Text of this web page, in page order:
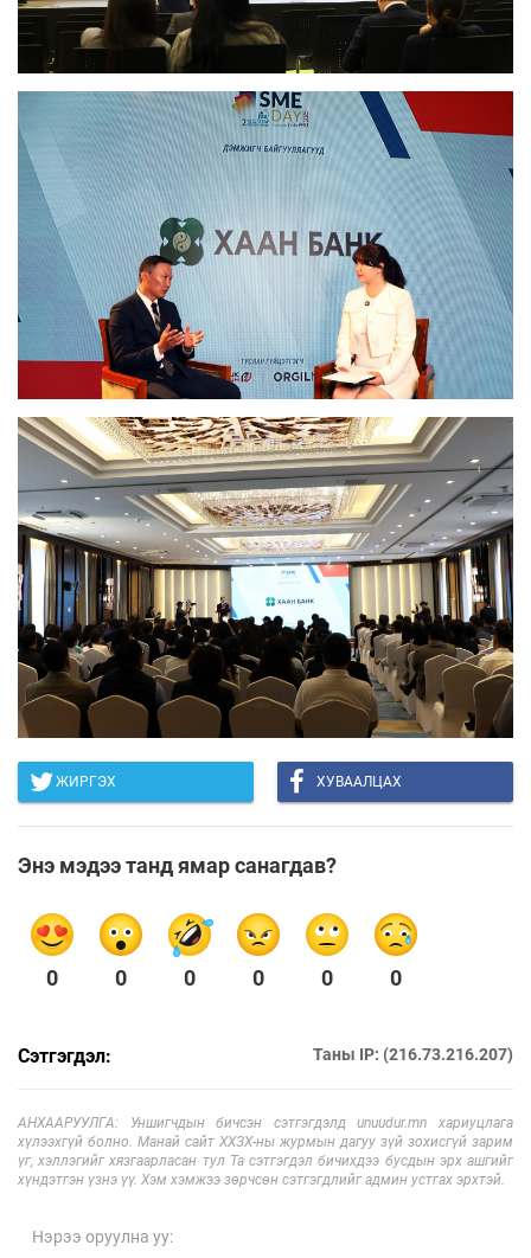
ЖИРГЭХ ХУВААЛЦАХ
Энэ мэдээ танд ямар санагдав?
0 0 0 0 0 0
Сэтгэгдэл: Таны IP: (216.73.216.207)
АНХААРУУЛГА: Уншигчдын бичсэн сэтгэгдэлд unuudur.mn хариуцлага
хүлээхгүй болно. Манай сайт ХХЗХ-ны журмын дагуу зүй зохисгүй зарим
үг, хэллэгийг хязгаарласан тул Та сэтгэгдэл бичихдээ бусдын эрх ашгийг
хүндэтгэн үзнэ үү. Хэм хэмжээ зөрчсөн сэтгэгдлийг админ устгах эрхтэй.